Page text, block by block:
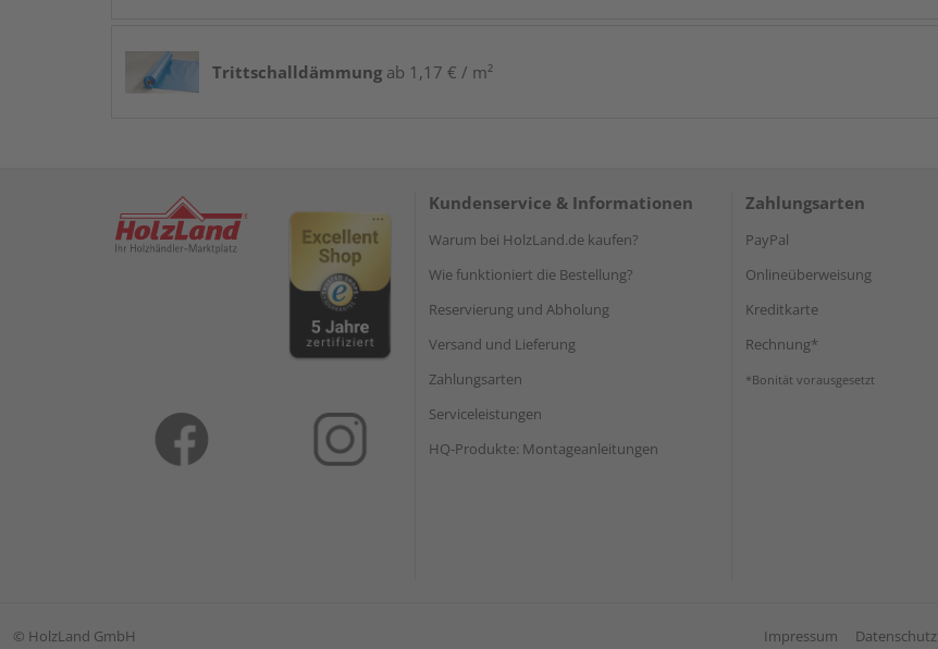
Trittschalldämmung ab 1,17 € / m²
Kundenservice & Informationen
Warum bei HolzLand.de kaufen?
Wie funktioniert die Bestellung?
Reservierung und Abholung
Versand und Lieferung
Zahlungsarten
Serviceleistungen
HQ-Produkte: Montageanleitungen
Zahlungsarten
PayPal
Onlineüberweisung
Kreditkarte
Rechnung*
*Bonität vorausgesetzt
© HolzLand GmbH Impressum Datenschutz